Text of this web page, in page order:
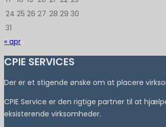
24 25 26 27 28 29 30
31
« apr
CPIE SERVICES
Der er et stigende ønske om at placere
CPIE Service er den rigtige partner til at
eksisterende virksomheder.